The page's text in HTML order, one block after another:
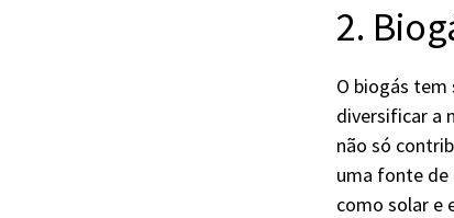
2.
O biogás
diversificar a
não só
uma fonte
como solar e